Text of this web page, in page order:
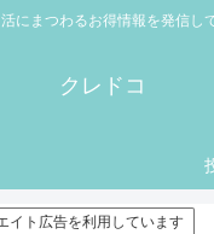
にまつわるお得情報を発信し
クレドコ
イト広告を利用しています